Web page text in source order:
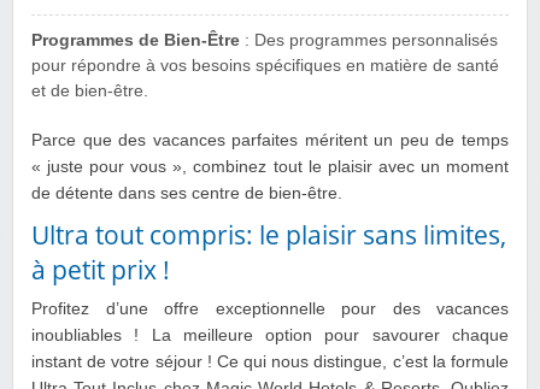
Programmes de Bien-Être : Des programmes personnalisés
pour répondre à vos besoins spécifiques en matière de santé
et de bien-être.
Parce que des vacances parfaites méritent un peu de temps
« juste pour vous », combinez tout le plaisir avec un moment
de détente dans ses centre de bien-être.
Ultra tout compris: le plaisir sans limites,
à petit prix !
Profitez d’une offre exceptionnelle pour des vacances
inoubliables ! La meilleure option pour savourer chaque
instant de votre séjour ! Ce qui nous distingue, c’est la formule